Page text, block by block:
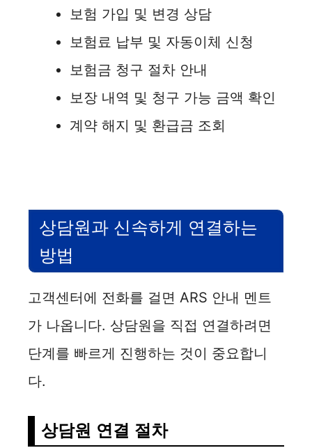
보험 가입 및 변경 상담
보험료 납부 및 자동이체 신청
보험금 청구 절차 안내
보장 내역 및 청구 가능 금액 확인
계약 해지 및 환급금 조회
상담원과 신속하게 연결하는
방법
고객센터에 전화를 걸면 ARS 안내 멘트
가 나옵니다. 상담원을 직접 연결하려면
단계를 빠르게 진행하는 것이 중요합니
다.
상담원 연결 절차